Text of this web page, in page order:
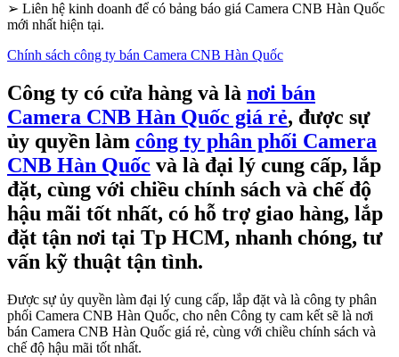
➢ Liên hệ kinh doanh để có bảng báo giá Camera CNB Hàn Quốc
mới nhất hiện tại.
Chính sách công ty bán Camera CNB Hàn Quốc
Công ty có cửa hàng và là nơi bán
Camera CNB Hàn Quốc giá rẻ, được sự
ủy quyền làm công ty phân phối Camera
CNB Hàn Quốc và là đại lý cung cấp, lắp
đặt, cùng với chiều chính sách và chế độ
hậu mãi tốt nhất, có hỗ trợ giao hàng, lắp
đặt tận nơi tại Tp HCM, nhanh chóng, tư
vấn kỹ thuật tận tình.
Được sự ủy quyền làm đại lý cung cấp, lắp đặt và là công ty phân
phối Camera CNB Hàn Quốc, cho nên Công ty cam kết sẽ là nơi
bán Camera CNB Hàn Quốc giá rẻ, cùng với chiều chính sách và
chế độ hậu mãi tốt nhất.